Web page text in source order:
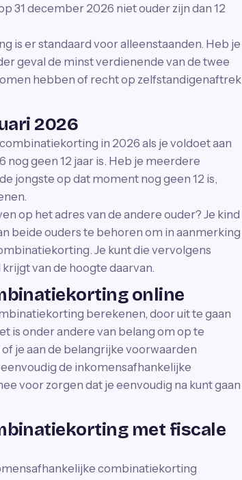
31 december 2026 niet ouder zijn dan 12
is er standaard voor alleenstaanden. Heb je
geval de minst verdienende van de twee
hebben of recht op zelfstandigenaftrek
2026
in 2026 als je voldoet aan
nog geen 12 jaar is. Heb je meerdere
jongste op dat moment nog geen 12 is,
op het adres van de andere ouder? Je kind
beide ouders te behoren om in aanmerking
Je kunt die vervolgens
van de hoogte daarvan.
online
berekenen, door uit te gaan
is onder andere van belang om op te
je aan de belangrijke voorwaarden
de inkomensafhankelijke
voor zorgen dat je eenvoudig na kunt gaan
met fiscale
combinatiekorting